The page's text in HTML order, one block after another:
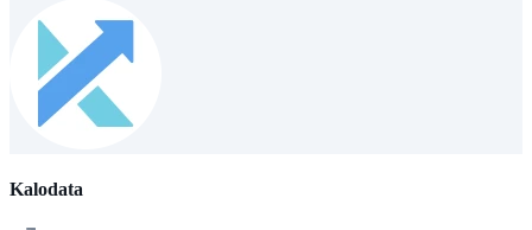
Kalodata